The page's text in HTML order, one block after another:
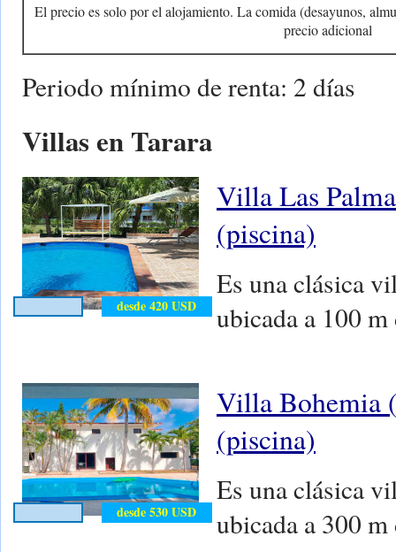
El precio es solo por el alojamiento. La comida (desayunos,
precio adicional
Periodo mínimo de renta: 2 días
Villas en Tarara
desde 420 USD
Villa Las
(piscina)
Es una clásica
ubicada a 100 m
desde 530 USD
Villa Bohemia
(piscina)
Es una clásica
ubicada a 300 m